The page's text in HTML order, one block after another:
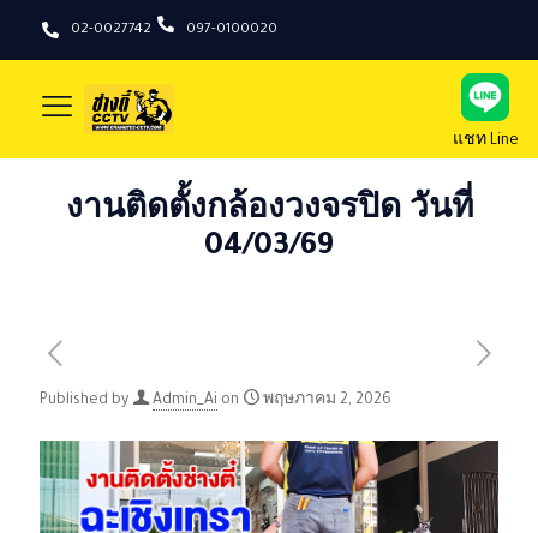
02-0027742 097-0100020
แชท Line
งานติดตั้งกล้องวงจรปิด วันที่
04/03/69
Published by Admin_Ai on พฤษภาคม 2, 2026